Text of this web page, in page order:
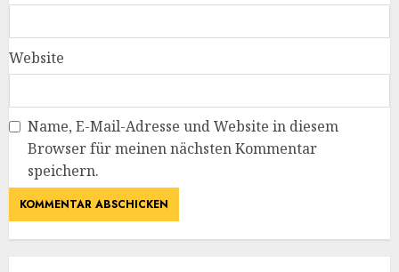
Website
Name, E-Mail-Adresse und Website in diesem
Browser für meinen nächsten Kommentar
speichern.